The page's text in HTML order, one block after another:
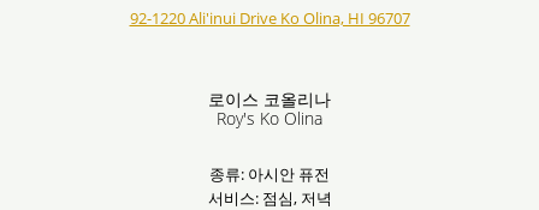
92-1220 Ali'inui Drive Ko Olina, HI 96707
로이스 코올리나
Roy's Ko Olina
종류: 아시안 퓨전
서비스: 점심, 저녁